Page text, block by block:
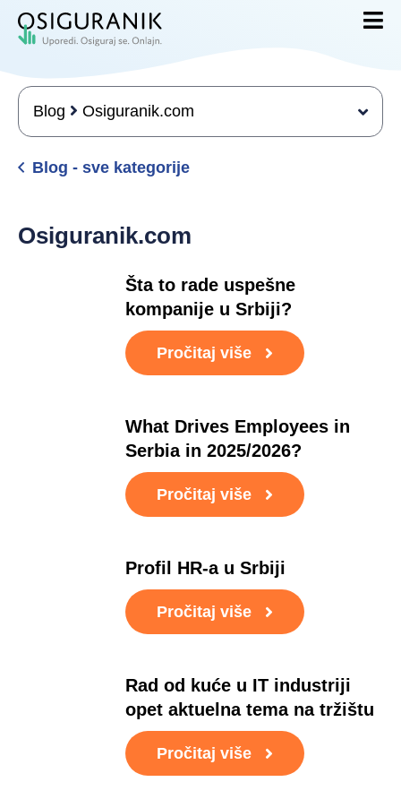
Blog Osiguranik.com
Blog - sve kategorije
Osiguranik.com
Šta to rade uspešne
kompanije u Srbiji?
Pročitaj više
What Drives Employees in
Serbia in 2025/2026?
Pročitaj više
Profil HR-a u Srbiji
Pročitaj više
Rad od kuće u IT industriji
opet aktuelna tema na tržištu
Pročitaj više